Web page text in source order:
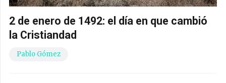
2 de enero de 1492: el día en que cambió
la Cristiandad
Pablo Gómez